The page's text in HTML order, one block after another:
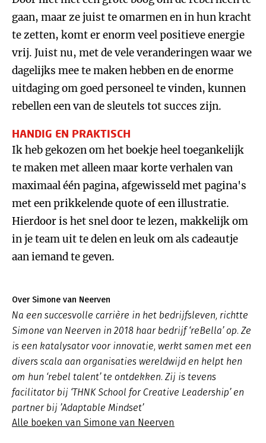
gaan, maar ze juist te omarmen en in hun kracht
te zetten, komt er enorm veel positieve energie
vrij. Juist nu, met de vele veranderingen waar we
dagelijks mee te maken hebben en de enorme
uitdaging om goed personeel te vinden, kunnen
rebellen een van de sleutels tot succes zijn.
HANDIG EN PRAKTISCH
Ik heb gekozen om het boekje heel toegankelijk
te maken met alleen maar korte verhalen van
maximaal één pagina, afgewisseld met pagina's
met een prikkelende quote of een illustratie.
Hierdoor is het snel door te lezen, makkelijk om
in je team uit te delen en leuk om als cadeautje
aan iemand te geven.
Over Simone van Neerven
Na een succesvolle carrière in het bedrijfsleven, richtte
Simone van Neerven in 2018 haar bedrijf ‘reBella’ op. Ze
is een katalysator voor innovatie, werkt samen met een
divers scala aan organisaties wereldwijd en helpt hen
om hun ‘rebel talent’ te ontdekken. Zij is tevens
facilitator bij ‘THNK School for Creative Leadership’ en
partner bij ’Adaptable Mindset’
Alle boeken van Simone van Neerven